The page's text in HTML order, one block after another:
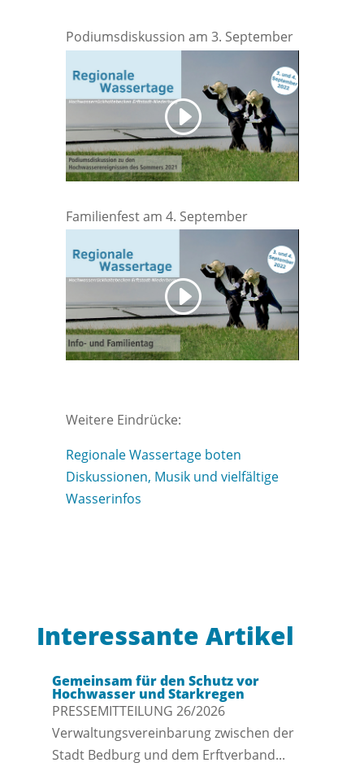
Podiumsdiskussion am 3. September
Familienfest am 4. September
Weitere Eindrücke:
Regionale Wassertage boten
Diskussionen, Musik und vielfältige
Wasserinfos
Interessante Artikel
Gemeinsam für den Schutz vor
Hochwasser und Starkregen
PRESSEMITTEILUNG 26/2026
Verwaltungsvereinbarung zwischen der
Stadt Bedburg und dem Erftverband...